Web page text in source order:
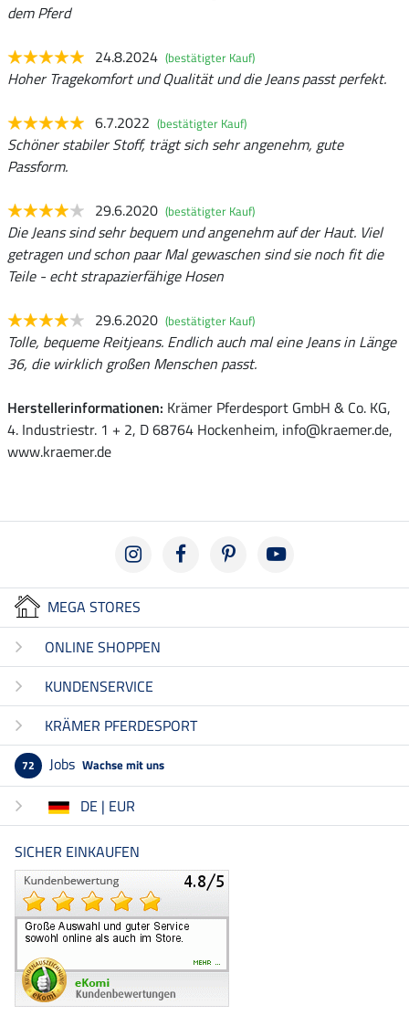
dem Pferd
24.8.2024 (bestätigter Kauf)
Hoher Tragekomfort und Qualität und die Jeans passt perfekt.
6.7.2022 (bestätigter Kauf)
Schöner stabiler Stoff, trägt sich sehr angenehm, gute
Passform.
29.6.2020 (bestätigter Kauf)
Die Jeans sind sehr bequem und angenehm auf der Haut. Viel
getragen und schon paar Mal gewaschen sind sie noch fit die
Teile - echt strapazierfähige Hosen
29.6.2020 (bestätigter Kauf)
Tolle, bequeme Reitjeans. Endlich auch mal eine Jeans in Länge
36, die wirklich großen Menschen passt.
Herstellerinformationen: Krämer Pferdesport GmbH & Co. KG,
4. Industriestr. 1 + 2, D 68764 Hockenheim, info@kraemer.de,
www.kraemer.de
MEGA STORES
ONLINE SHOPPEN
KUNDENSERVICE
KRÄMER PFERDESPORT
72 Jobs Wachse mit uns
DE | EUR
SICHER EINKAUFEN